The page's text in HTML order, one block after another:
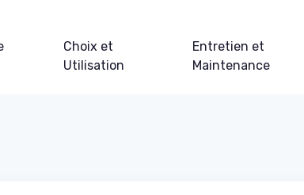
Choix et
Utilisation
Entretien et
Maintenance